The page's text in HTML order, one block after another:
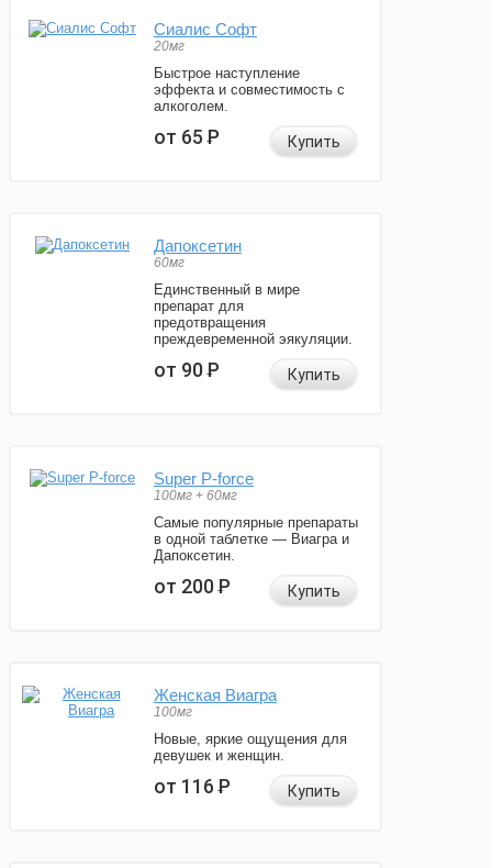
Сиалис Софт
20мг
Быстрое наступление
эффекта и совместимость с
алкоголем.
от 65Р Купить
Дапоксетин
60мг
Единственный в мире
препарат для
предотвращения
преждевременной эякуляции.
от 90Р Купить
Super P-force
100мг + 60мг
Самые популярные препараты
в одной таблетке — Виагра и
Дапоксетин.
от 200Р Купить
Женская Виагра
100мг
Новые, яркие ощущения для
девушек и женщин.
от 116Р Купить